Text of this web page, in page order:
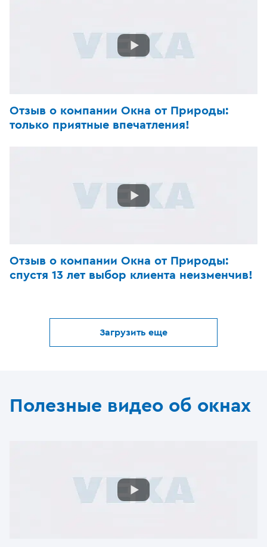
Отзыв о компании Окна от Природы:
только приятные впечатления!
Отзыв о компании Окна от Природы:
спустя 13 лет выбор клиента неизменчив!
Загрузить еще
Полезные видео об окнах